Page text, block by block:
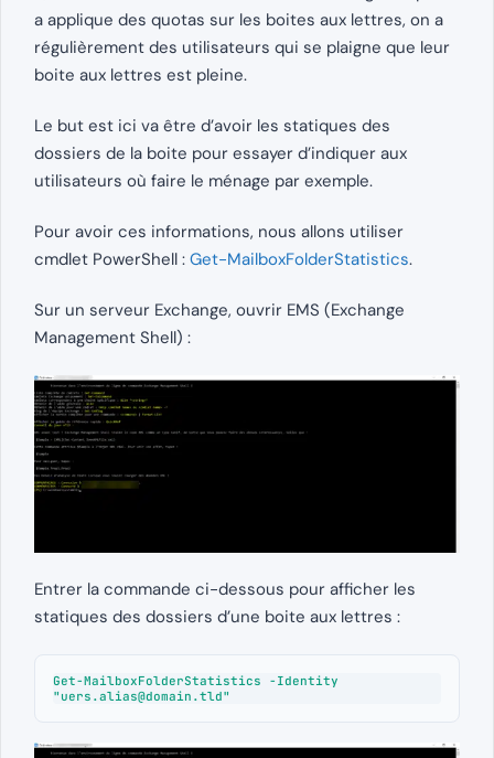
a applique des quotas sur les boites aux lettres, on a
régulièrement des utilisateurs qui se plaigne que leur
boite aux lettres est pleine.
Le but est ici va être d’avoir les statiques des
dossiers de la boite pour essayer d’indiquer aux
utilisateurs où faire le ménage par exemple.
Pour avoir ces informations, nous allons utiliser
cmdlet PowerShell : Get-MailboxFolderStatistics.
Sur un serveur Exchange, ouvrir EMS (Exchange
Management Shell) :
Entrer la commande ci-dessous pour afficher les
statiques des dossiers d’une boite aux lettres :
Get-MailboxFolderStatistics -Identity
"uers.alias@domain.tld"